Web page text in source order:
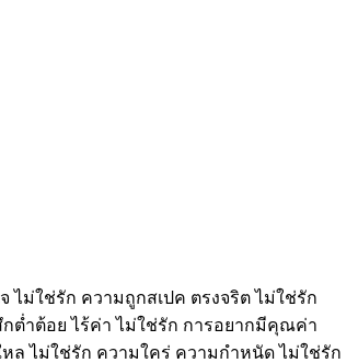
ไม่ใช่รัก ความถูกสเปค ตรงจริต ไม่ใช่รัก
ต่ำต้อย ไร้ค่า ไม่ใช่รัก การอยากมีคุณค่า
ล ไม่ใช่รัก ความใคร่ ความกำหนัด ไม่ใช่รัก